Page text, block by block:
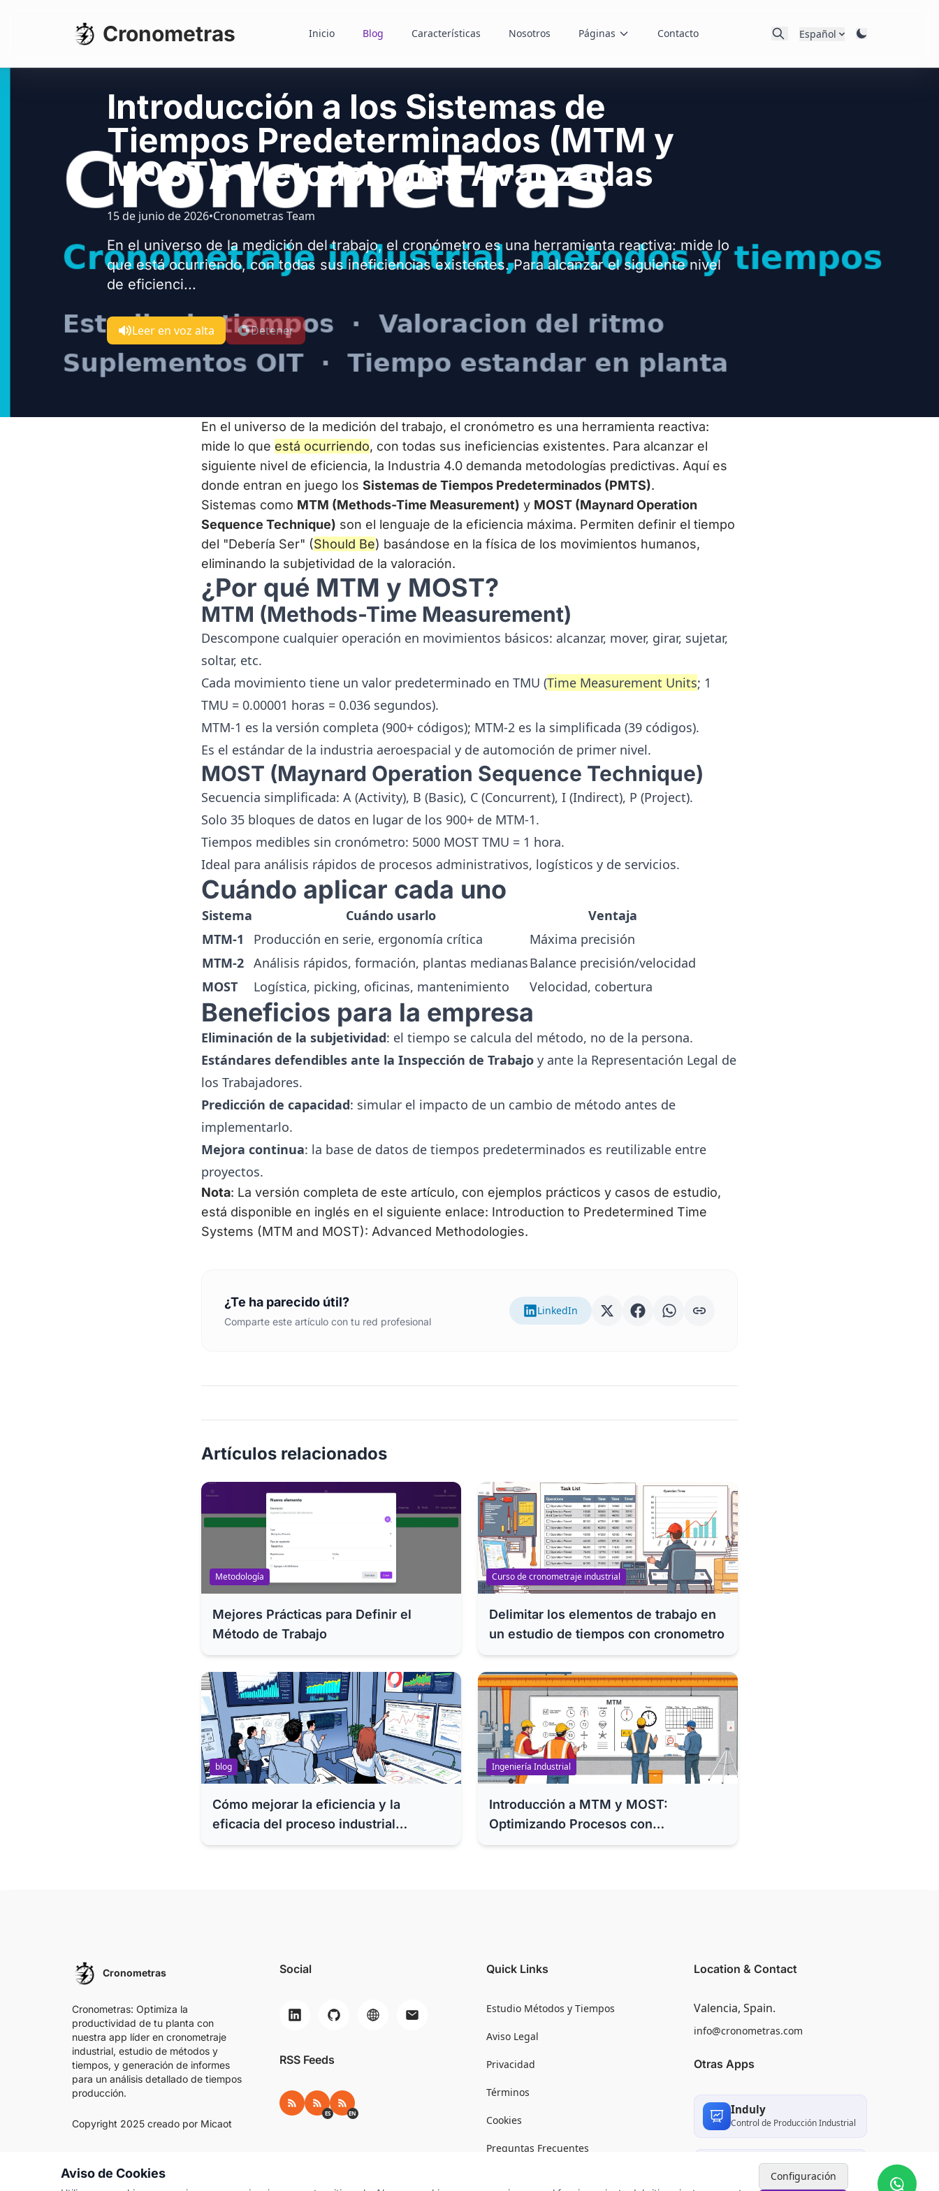
Cronometras Inicio Blog Características Nosotros Páginas Contacto Español
Introducción a los Sistemas de
Tiempos Predeterminados (MTM y
MOST): Metodologías Avanzadas
15 de junio de 2026•Cronometras Team
En el universo de la medición del trabajo, el cronómetro es una herramienta reactiva: mide lo
que está ocurriendo, con todas sus ineficiencias existentes. Para alcanzar el siguiente nivel
de eficienci...
Leer en voz alta Detener
En el universo de la medición del trabajo, el cronómetro es una herramienta reactiva:
mide lo que está ocurriendo, con todas sus ineficiencias existentes. Para alcanzar el
siguiente nivel de eficiencia, la Industria 4.0 demanda metodologías predictivas. Aquí es
donde entran en juego los Sistemas de Tiempos Predeterminados (PMTS).
Sistemas como MTM (Methods-Time Measurement) y MOST (Maynard Operation
Sequence Technique) son el lenguaje de la eficiencia máxima. Permiten definir el tiempo
del "Debería Ser" (Should Be) basándose en la física de los movimientos humanos,
eliminando la subjetividad de la valoración.
¿Por qué MTM y MOST?
MTM (Methods-Time Measurement)
Descompone cualquier operación en movimientos básicos: alcanzar, mover, girar, sujetar,
soltar, etc.
Cada movimiento tiene un valor predeterminado en TMU (Time Measurement Units; 1
TMU = 0.00001 horas = 0.036 segundos).
MTM-1 es la versión completa (900+ códigos); MTM-2 es la simplificada (39 códigos).
Es el estándar de la industria aeroespacial y de automoción de primer nivel.
MOST (Maynard Operation Sequence Technique)
Secuencia simplificada: A (Activity), B (Basic), C (Concurrent), I (Indirect), P (Project).
Solo 35 bloques de datos en lugar de los 900+ de MTM-1.
Tiempos medibles sin cronómetro: 5000 MOST TMU = 1 hora.
Ideal para análisis rápidos de procesos administrativos, logísticos y de servicios.
Cuándo aplicar cada uno
Sistema Cuándo usarlo
Ventaja
MTM-1
Producción en serie, ergonomía crítica
Máxima precisión
MTM-2 Análisis rápidos, formación, plantas medianasBalance precisión/velocidad
MOST
Logística, picking, oficinas, mantenimiento Velocidad, cobertura
Beneficios para la empresa
Eliminación de la subjetividad: el tiempo se calcula del método, no de la persona.
Estándares defendibles ante la Inspección de Trabajo y ante la Representación Legal de
los Trabajadores.
Predicción de capacidad: simular el impacto de un cambio de método antes de
implementarlo.
Mejora continua: la base de datos de tiempos predeterminados es reutilizable entre
proyectos.
Nota: La versión completa de este artículo, con ejemplos prácticos y casos de estudio,
está disponible en inglés en el siguiente enlace: Introduction to Predetermined Time
Systems (MTM and MOST): Advanced Methodologies.
¿Te ha parecido útil?
Comparte este artículo con tu red profesional
LinkedIn
Artículos relacionados
Metodología
Mejores Prácticas para Definir el
Método de Trabajo
Curso de cronometraje industrial
Delimitar los elementos de trabajo en
un estudio de tiempos con cronometro
blog
Cómo mejorar la eficiencia y la
eficacia del proceso industrial
mediante la simplificación de tareas.
Ingeniería Industrial
Introducción a MTM y MOST:
Optimizando Procesos con
Metodologías Avanzadas
Cronometras
Cronometras: Optimiza la
productividad de tu planta con
nuestra app líder en cronometraje
industrial, estudio de métodos y
tiempos, y generación de informes
para un análisis detallado de tiempos
producción.
Copyright 2025 creado por Micaot
Social
RSS Feeds
RSS RSS ES
ES RSS EN
EN
Quick Links
Estudio Métodos y Tiempos
Aviso Legal
Privacidad
Términos
Cookies
Preguntas Frecuentes
Location & Contact
Valencia, Spain.
info@cronometras.com
Otras Apps
Induly
Control de Producción Industrial
Worksamp
Muestreo del Trabajo
Aviso de Cookies Configuración